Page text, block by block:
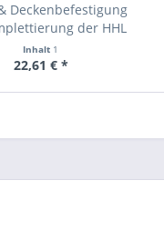
Deckenbefestigung
der HHL
Montage
Inhalt 1
22,61 € *